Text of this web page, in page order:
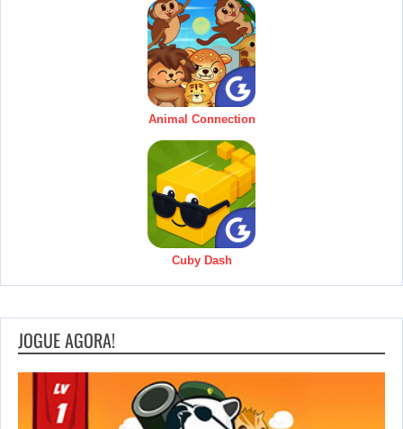
Animal Connection
Cuby Dash
JOGUE AGORA!